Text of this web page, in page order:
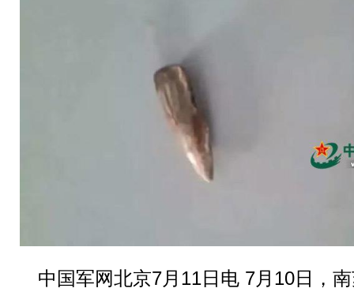
中国军网北京7月11日电 7月10日，南
动物系恋人啊 | 钟欣潼体验爱情哲学